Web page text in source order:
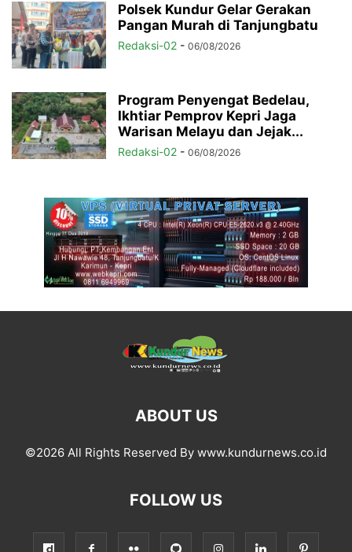
Polsek Kundur Gelar Gerakan
Pangan Murah di Tanjungbatu
Redaksi-02 - 06/08/2026
Program Penyengat Bedelau,
Ikhtiar Pemprov Kepri Jaga
Warisan Melayu dan Jejak...
Redaksi-02 - 06/08/2026
ABOUT US
©2026 All Rights Reserved By www.kundurnews.co.id
FOLLOW US